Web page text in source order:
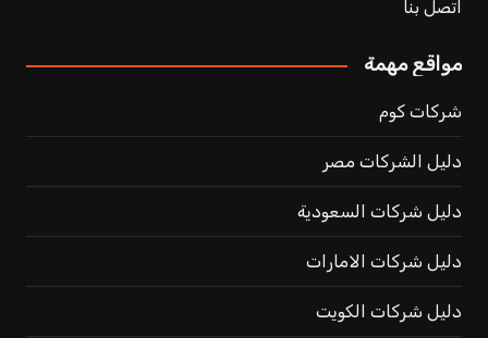
اتصل بنا
مواقع مهمة
شركات كوم
دليل الشركات مصر
دليل شركات السعودية
دليل شركات الامارات
دليل شركات الكويت